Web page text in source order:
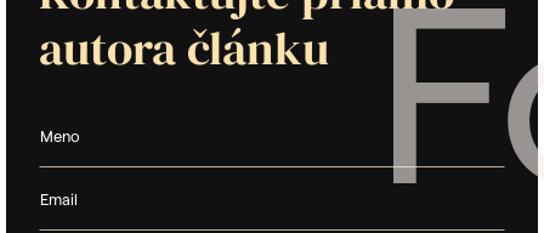
autora článku